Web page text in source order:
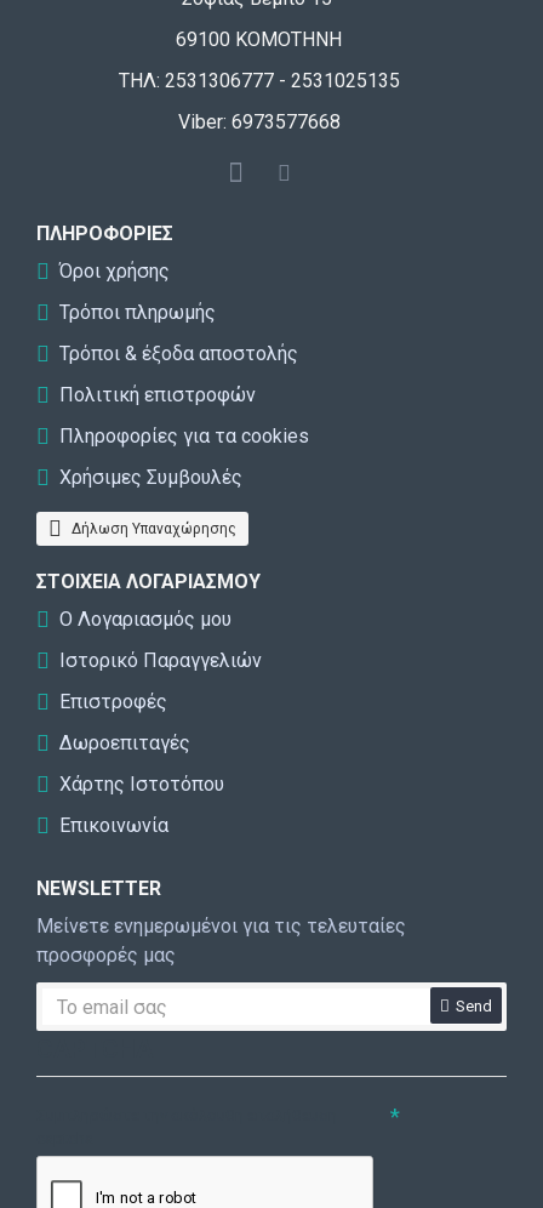
69100 ΚΟΜΟΤΗΝΗ
ΤΗΛ: 2531306777 - 2531025135
Viber: 6973577668
ΠΛΗΡΟΦΟΡΊΕΣ
Όροι χρήσης
Τρόποι πληρωμής
Τρόποι & έξοδα αποστολής
Πολιτική επιστροφών
Πληροφορίες για τα cookies
Χρήσιμες Συμβουλές
Δήλωση Υπαναχώρησης
ΣΤΟΙΧΕΊΑ ΛΟΓΑΡΙΑΣΜΟΎ
Ο Λογαριασμός μου
Ιστορικό Παραγγελιών
Επιστροφές
Δωροεπιταγές
Χάρτης Ιστοτόπου
Επικοινωνία
NEWSLETTER
Μείνετε ενημερωμένοι για τις τελευταίες
προσφορές μας
Send